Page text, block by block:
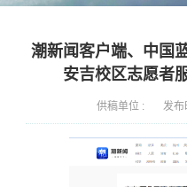
潮新闻客户端、中国
安吉校区志愿者
供稿单位 : 发布